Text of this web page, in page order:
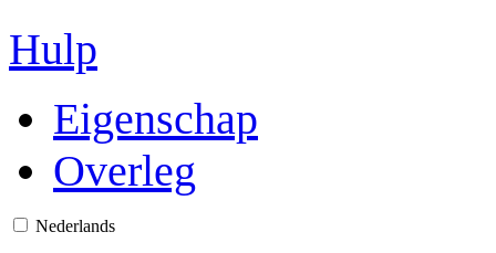
Hulp
Eigenschap
Overleg
Nederlands